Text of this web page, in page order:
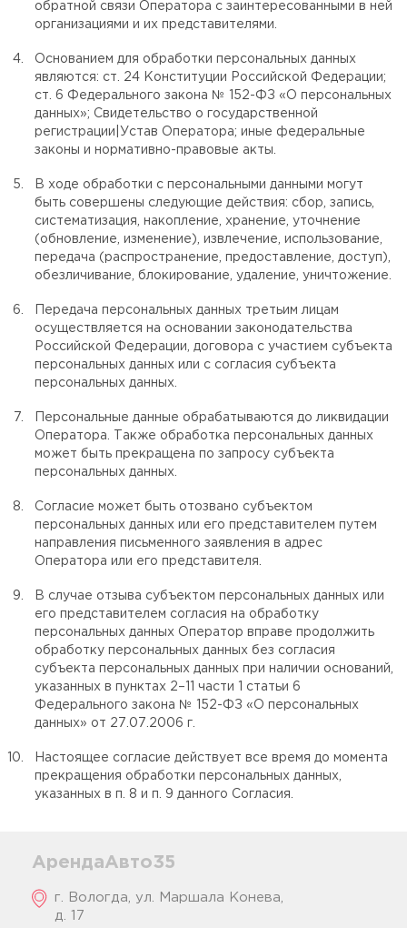
обратной связи Оператора с заинтересованными в ней
организациями и их представителями.
Основанием для обработки персональных данных
являются: ст. 24 Конституции Российской Федерации;
ст. 6 Федерального закона № 152-ФЗ «О персональных
данных»; Свидетельство о государственной
регистрации|Устав Оператора; иные федеральные
законы и нормативно-правовые акты.
В ходе обработки с персональными данными могут
быть совершены следующие действия: сбор, запись,
систематизация, накопление, хранение, уточнение
(обновление, изменение), извлечение, использование,
передача (распространение, предоставление, доступ),
обезличивание, блокирование, удаление, уничтожение.
Передача персональных данных третьим лицам
осуществляется на основании законодательства
Российской Федерации, договора с участием субъекта
персональных данных или с согласия субъекта
персональных данных.
Персональные данные обрабатываются до ликвидации
Оператора. Также обработка персональных данных
может быть прекращена по запросу субъекта
персональных данных.
Согласие может быть отозвано субъектом
персональных данных или его представителем путем
направления письменного заявления в адрес
Оператора или его представителя.
В случае отзыва субъектом персональных данных или
его представителем согласия на обработку
персональных данных Оператор вправе продолжить
обработку персональных данных без согласия
субъекта персональных данных при наличии оснований,
указанных в пунктах 2–11 части 1 статьи 6
Федерального закона № 152-ФЗ «О персональных
данных» от 27.07.2006 г.
Настоящее согласие действует все время до момента
прекращения обработки персональных данных,
указанных в п. 8 и п. 9 данного Согласия.
АрендаАвто35
г. Вологда, ул. Маршала Конева,
д. 17